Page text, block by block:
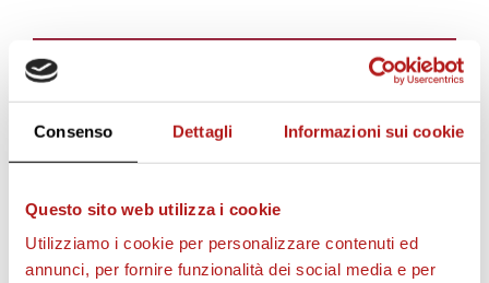
Consenso Dettagli Informazioni sui cookie
Questo sito web utilizza i cookie
Utilizziamo i cookie per personalizzare contenuti ed
annunci, per fornire funzionalità dei social media e per
BIGLIETTI